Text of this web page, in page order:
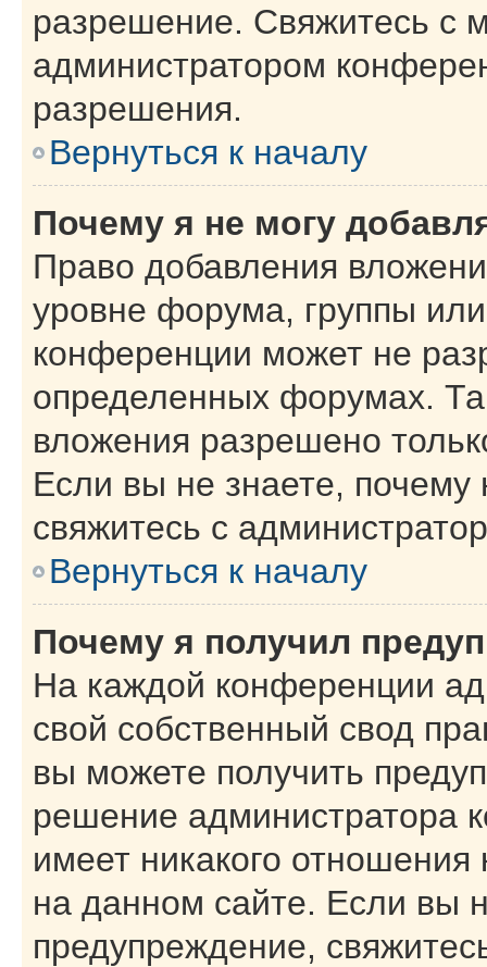
разрешение. Свяжитесь с
администратором
разрешения.
Вернуться к началу
Почему я не могу
Право добавления
уровне форума, группы
конференции может не
определенных форумах.
вложения разрешено
Если вы не знаете,
свяжитесь с
Вернуться к началу
Почему я получил
На каждой конференции
свой собственный свод
вы можете получить
решение администратора
имеет никакого
на данном сайте. Если вы
предупреждение,